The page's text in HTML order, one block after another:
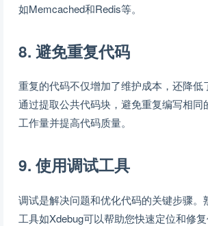
如Memcached和Redis等。
8. 避免重复代码
重复的代码不仅增加了维护成本，还降低
通过提取公共代码块，避免重复编写相同
工作量并提高代码质量。
9. 使用调试工具
调试是解决问题和优化代码的关键步骤。
工具如Xdebug可以帮助您快速定位和修复